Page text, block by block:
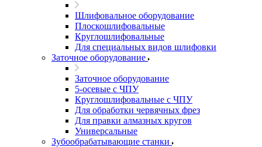
Шлифовальное оборудование
Плоскошлифовальные
Круглошлифовальные
Для специальных видов шлифовки
Заточное оборудование
Заточное оборудование
5-осевые с ЧПУ
Круглошлифовальные с ЧПУ
Для обработки червячных фрез
Для правки алмазных кругов
Универсальные
Зубообрабатывающие станки